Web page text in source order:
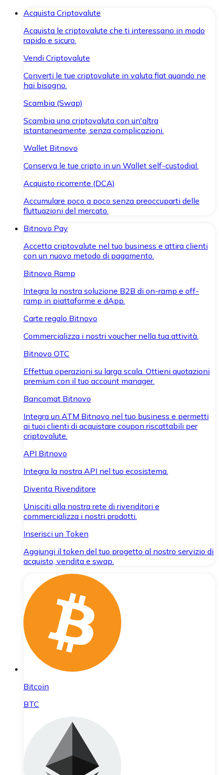
Acquista Criptovalute
Acquista le criptovalute che ti interessano in modo
rapido e sicuro.
Vendi Criptovalute
Converti le tue criptovalute in valuta fiat quando ne
hai bisogno.
Scambia (Swap)
Scambia una criptovaluta con un'altra
istantaneamente, senza complicazioni.
Wallet Bitnovo
Conserva le tue cripto in un Wallet self-custodial.
Acquisto ricorrente (DCA)
Accumulare poco a poco senza preoccuparti delle
fluttuazioni del mercato.
Bitnovo Pay
Accetta criptovalute nel tuo business e attira clienti
con un nuovo metodo di pagamento.
Bitnovo Ramp
Integra la nostra soluzione B2B di on-ramp e off-
ramp in piattaforme e dApp.
Carte regalo Bitnovo
Commercializza i nostri voucher nella tua attività.
Bitnovo OTC
Effettua operazioni su larga scala. Ottieni quotazioni
premium con il tuo account manager.
Bancomat Bitnovo
Integra un ATM Bitnovo nel tuo business e permetti
ai tuoi clienti di acquistare coupon riscattabili per
criptovalute.
API Bitnovo
Integra la nostra API nel tuo ecosistema.
Diventa Rivenditore
Unisciti alla nostra rete di rivenditori e
commercializza i nostri prodotti.
Inserisci un Token
Aggiungi il token del tuo progetto al nostro servizio di
acquisto, vendita e swap.
Bitcoin
BTC